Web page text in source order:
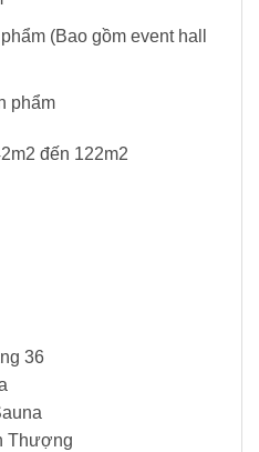
(Bao gồm event hall
phẩm
đến 122m2
36
Thượng